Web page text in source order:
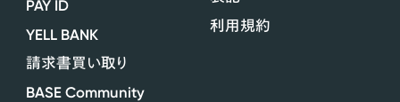
PAY ID
YELL BANK
請求書買い取り
BASE Community
利用規約